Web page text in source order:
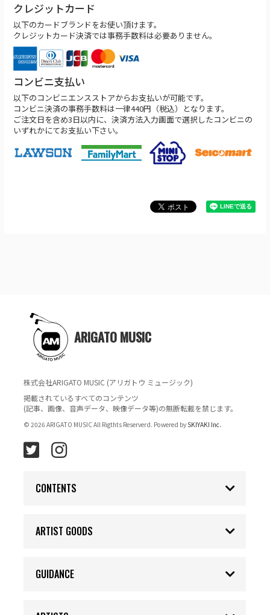
クレジットカード
以下のカードブランドをお使い頂けます。
クレジットカード決済では事務手数料は必要ありません。
コンビニ支払い
以下のコンビニエンスストアからお支払いが可能です。
コンビニ決済の事務手数料は一律440円（税込）となります。
ご注文日を含め3日以内に、決済方法入力画面で選択したコンビニの
いずれかにてお支払い下さい。
ARIGATO MUSIC
株式会社ARIGATO MUSIC (アリガトウ ミュージック)
掲載されているすべてのコンテンツ
(記事、画像、音声データ、映像データ等)の無断転載を禁じます。
© 2026 ARIGATO MUSIC All Rigthts Reserverd. Powered by SKIYAKI Inc.
CONTENTS
ARTIST GOODS
GUIDANCE